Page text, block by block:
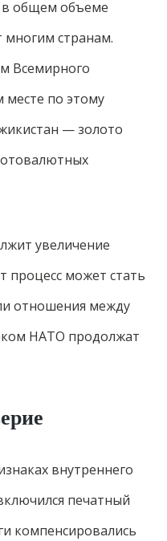
в общем объеме
многим странам.
Всемирного
месте по этому
— золото
увеличение
процесс может стать
отношения между
НАТО продолжат
внутреннего
печатный
компенсировались